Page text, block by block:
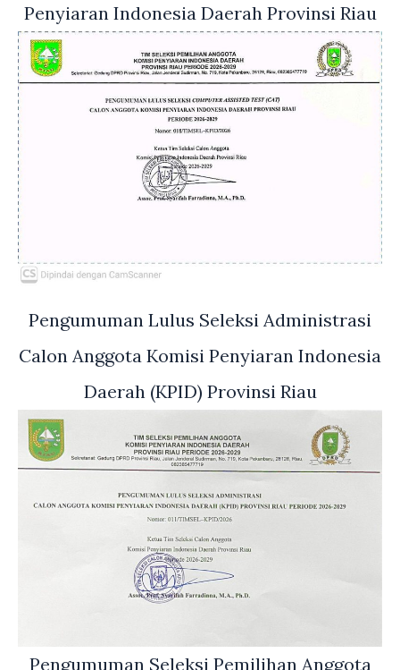
Penyiaran Indonesia Daerah Provinsi Riau
Pengumuman Lulus Seleksi Administrasi
Calon Anggota Komisi Penyiaran Indonesia
Daerah (KPID) Provinsi Riau
Pengumuman Seleksi Pemilihan Anggota